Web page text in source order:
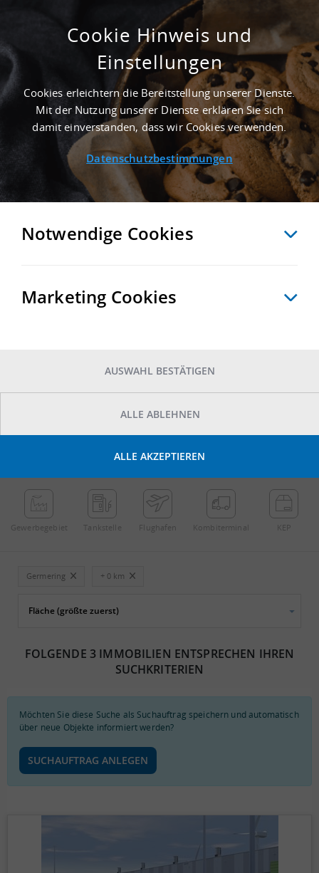
SUCHE ANPASSEN
3 Treffer anzeigen
3
POINTS OF INTEREST
Gewerbe­gebiet Tankstelle Flughafen Kombi­terminal KEP
Germering + 0 km
FOLGENDE 3 IMMOBILIEN ENTSPRECHEN IHREN
SUCHKRITERIEN
Möchten Sie diese Suche als Suchauftrag speichern und automatisch
über neue Objekte informiert werden?
SUCHAUFTRAG ANLEGEN
Cookie Hinweis und
Einstellungen
Cookies erleichtern die Bereitstellung unserer Dienste.
Mit der Nutzung unserer Dienste erklären Sie sich
damit einverstanden, dass wir Cookies verwenden.
Datenschutzbestimmungen
Notwendige Cookies
Marketing Cookies
AUSWAHL BESTÄTIGEN
ALLE ABLEHNEN
ALLE AKZEPTIEREN